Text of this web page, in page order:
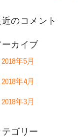
のコメント
カイブ
2018年5月
2018年4月
2018年3月
テゴリー